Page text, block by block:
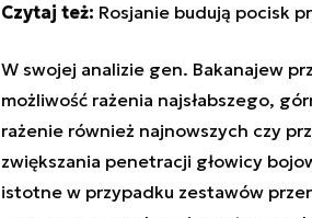
Czytaj też: Rosjanie budują pocisk
W swojej analizie gen. Bakanajew
możliwość rażenia najsłabszego,
rażenie również najnowszych czy
zwiększania penetracji głowicy
istotne w przypadku zestawów